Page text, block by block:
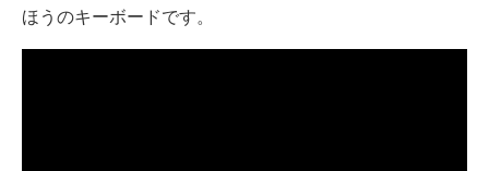
スマホと通信の最新トレンド
ほうのキーボードです。